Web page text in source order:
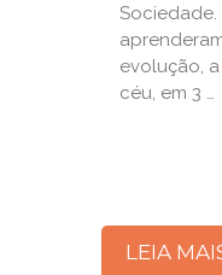
Sociedade.
evolução,
céu, em 3 …
LEIA